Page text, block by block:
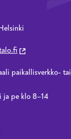
paikallisverkko- tai
ja pe klo 8–14